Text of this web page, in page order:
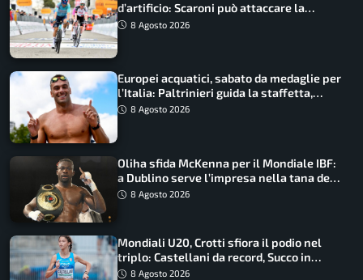
d’artificio: Scaroni può attaccare la
maglia di Lemmen
8 Agosto 2026
Europei acquatici, sabato da medaglie per
l’Italia: Paltrinieri guida la staffetta,
Barnabà sogna l’oro dalle grandi altezze
8 Agosto 2026
Oliha sfida McKenna per il Mondiale IBF:
a Dublino serve l’impresa nella tana del
lupo8 Agosto 2026
Mondiali U20, Crotti sfiora il podio nel
triplo: Castellani da record, Succo in
finale
8 Agosto 2026